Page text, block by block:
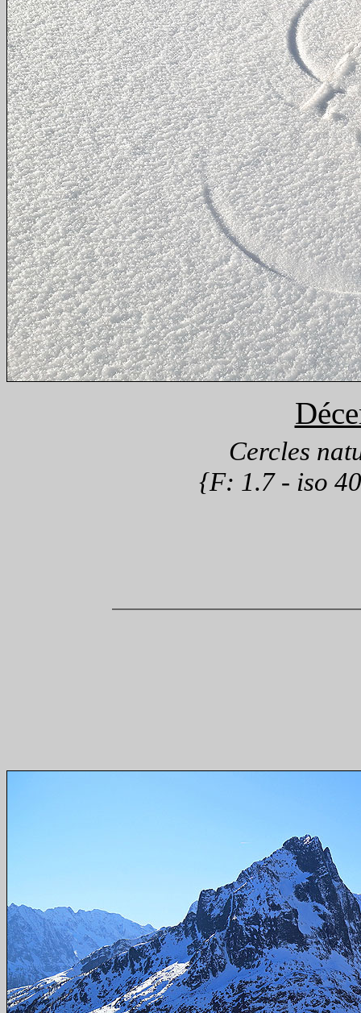
Cercles
{F: 1.7 - iso